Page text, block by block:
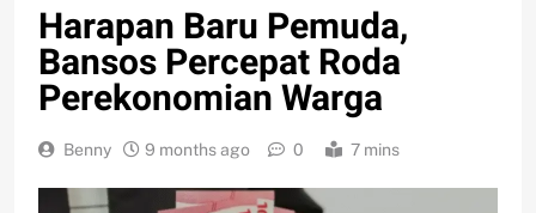
Harapan Baru Pemuda,
Bansos Percepat Roda
Perekonomian Warga
Benny 9 months ago 0 7 mins